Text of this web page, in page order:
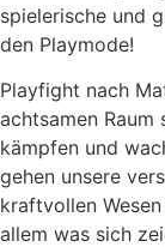
spielerische und
den Playmode!
Playfight nach
achtsamen
kämpfen und
gehen unsere
kraftvollen
allem was sich